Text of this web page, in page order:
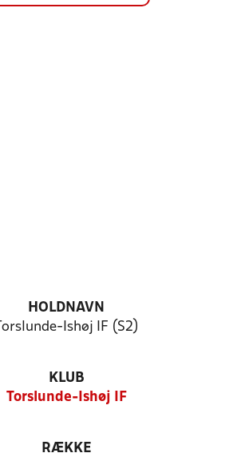
HOLDNAVN
Torslunde-Ishøj IF (S2)
KLUB
Torslunde-Ishøj IF
RÆKKE